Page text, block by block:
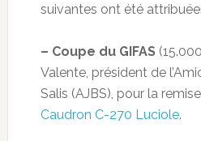
suivantes ont été
– Coupe du GIFAS
Valente, président de
Salis (AJBS), pour la
Caudron C-270 Luciole.